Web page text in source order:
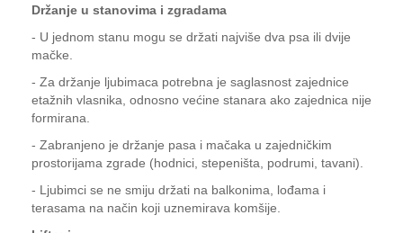
Držanje u stanovima i zgradama
- U jednom stanu mogu se držati najviše dva psa ili dvije
mačke.
- Za držanje ljubimaca potrebna je saglasnost zajednice
etažnih vlasnika, odnosno većine stanara ako zajednica nije
formirana.
- Zabranjeno je držanje pasa i mačaka u zajedničkim
prostorijama zgrade (hodnici, stepeništa, podrumi, tavani).
- Ljubimci se ne smiju držati na balkonima, lođama i
terasama na način koji uznemirava komšije.